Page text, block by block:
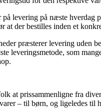
levering på næste hverdag
at der bestilles inden et
præsterer levering uden
leveringsmetode, som
at prissammenligne fra
– til børn, og ligeledes til